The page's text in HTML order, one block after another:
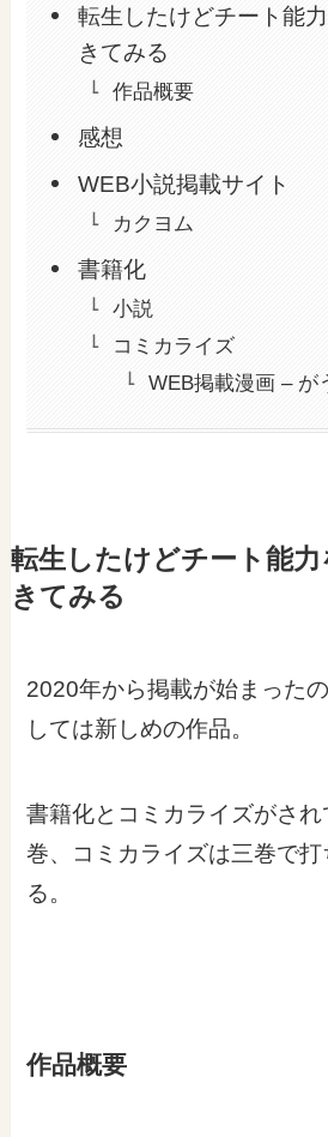
転生したけどチート能
きてみる
作品概要
感想
WEB小説掲載サイト
カクヨム
書籍化
小説
コミカライズ
WEB掲載漫画 – が
転生したけどチート能
きてみる
2020年から掲載が始まった
しては新しめの作品。
書籍化とコミカライズがさ
巻、コミカライズは三巻で
る。
作品概要